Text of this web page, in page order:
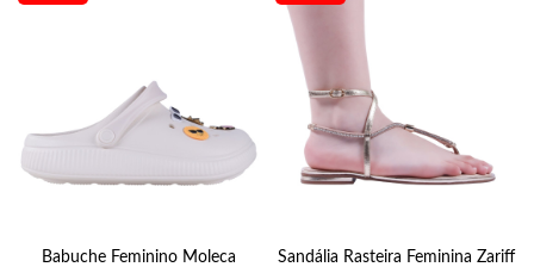
Babuche Feminino Moleca
Sandália Rasteira Feminina Zariff